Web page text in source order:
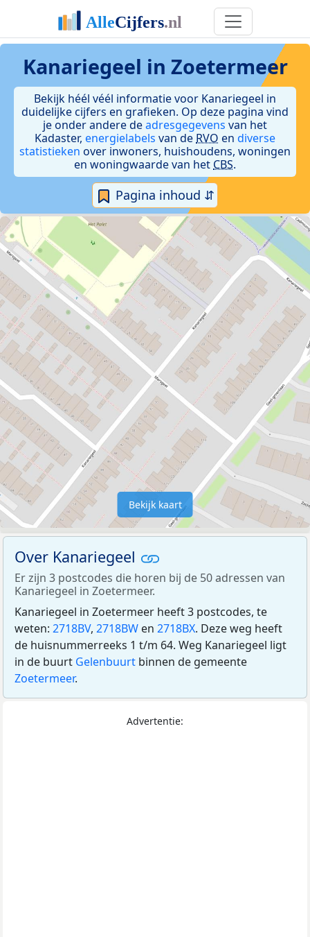
Kanariegeel in Zoetermeer
Bekijk héél véél informatie voor Kanariegeel in
duidelijke cijfers en grafieken. Op deze pagina vind
je onder andere deadresgegevens van het
Kadaster, energielabels van de RVO en diverse
statistieken over inwoners, huishoudens, woningen
en woningwaarde van het CBS.
Pagina inhoud ⇵
Bekijk kaart
Over Kanariegeel
Er zijn 3 postcodes die horen bij de 50 adressen van
Kanariegeel in Zoetermeer.
Kanariegeel in Zoetermeer heeft 3 postcodes, te
weten: 2718BV, 2718BW en 2718BX. Deze weg heeft
de huisnummerreeks 1 t/m 64. Weg Kanariegeel ligt
in de buurt Gelenbuurt binnen de gemeente
Zoetermeer.
Advertentie: